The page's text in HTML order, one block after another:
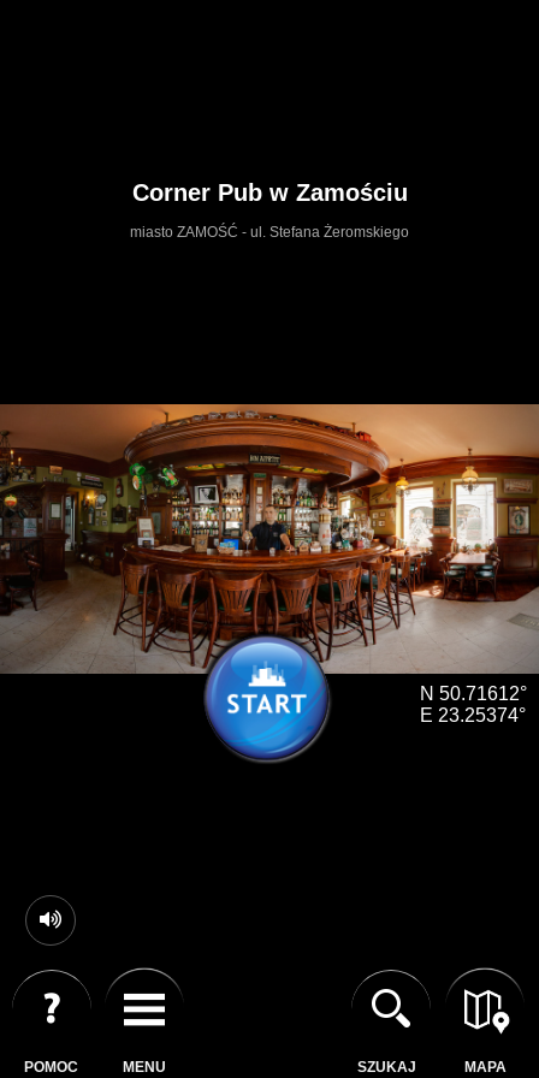
Mapa serwisu
N 50.71612°
E 23.25374°
Corner Pub w Zamościu
miasto ZAMOŚĆ - ul. Stefana Żeromskiego
MENU MAPA
POMOC SZUKAJ